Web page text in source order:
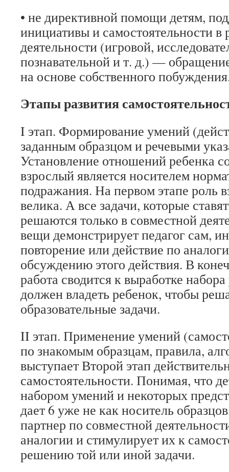
• не директивной помощи детям,
инициативы и самостоятельности в
деятельности (игровой,
познавательной и т. д.) —
на основе собственного
Этапы развития
I этап. Формирование умений
заданным образцом и речевыми
Установление отношений ребенка
взрослый является носителем
подражания. На первом этапе роль
велика. А все задачи, которые
решаются только в совместной
вещи демонстрирует педагог сам,
повторение или действие по
обсуждению этого действия. В
работа сводится к выработке
должен владеть ребенок, чтобы
образовательные задачи.
II этап. Применение умений
по знакомым образцам, правила,
выступает Второй этап
самостоятельности. Понимая, что
набором умений и некоторых
дает 6 уже не как носитель
партнер по совместной
аналогии и стимулирует их к
решению той или иной задачи.